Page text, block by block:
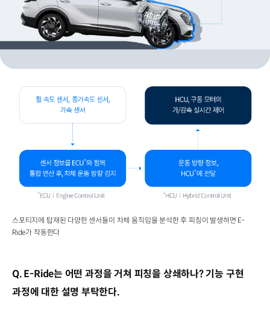
스포티지에 탑재된 다양한 센서들이 차체 움직임을 분석한 후 피칭이 발생하면 E-
Ride가 작동한다
Q. E-Ride는 어떤 과정을 거쳐 피칭을 상쇄하나? 기능 구현
과정에 대한 설명 부탁한다.